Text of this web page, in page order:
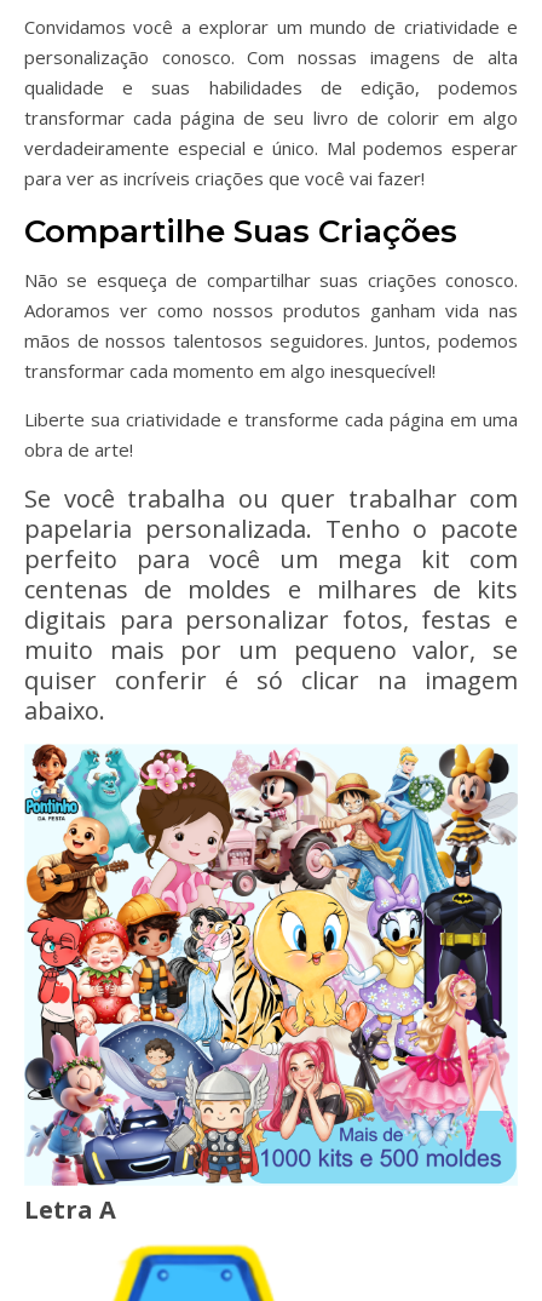
Convidamos você a explorar um mundo de criatividade e
personalização conosco. Com nossas imagens de alta
qualidade e suas habilidades de edição, podemos
transformar cada página de seu livro de colorir em algo
verdadeiramente especial e único. Mal podemos esperar
para ver as incríveis criações que você vai fazer!
Compartilhe Suas Criações
Não se esqueça de compartilhar suas criações conosco.
Adoramos ver como nossos produtos ganham vida nas
mãos de nossos talentosos seguidores. Juntos, podemos
transformar cada momento em algo inesquecível!
Liberte sua criatividade e transforme cada página em uma
obra de arte!
Se você trabalha ou quer trabalhar com
papelaria personalizada. Tenho o pacote
perfeito para você um mega kit com
centenas de moldes e milhares de kits
digitais para personalizar fotos, festas e
muito mais por um pequeno valor, se
quiser conferir é só clicar na imagem
abaixo.
Letra A